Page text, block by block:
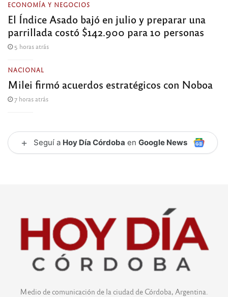
ECONOMÍA Y NEGOCIOS
El Índice Asado bajó en julio y preparar una
parrillada costó $142.900 para 10 personas
5 horas atrás
NACIONAL
Milei firmó acuerdos estratégicos con Noboa
7 horas atrás
+ Seguí a Hoy Día Córdoba en Google News
Medio de comunicación de la ciudad de Córdoba, Argentina.